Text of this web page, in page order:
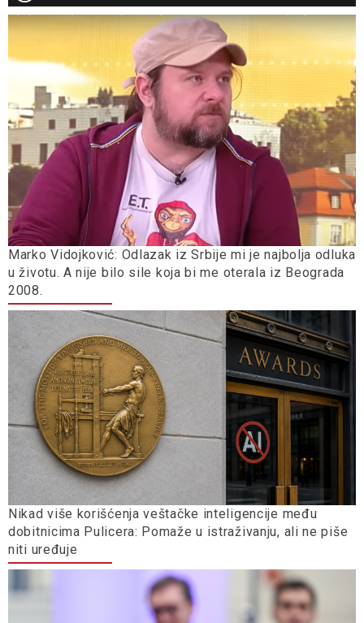
Marko Vidojković: Odlazak iz Srbije mi je najbolja odluka
u životu. A nije bilo sile koja bi me oterala iz Beograda
2008.
Nikad više korišćenja veštačke inteligencije među
dobitnicima Pulicera: Pomaže u istraživanju, ali ne piše
niti uređuje